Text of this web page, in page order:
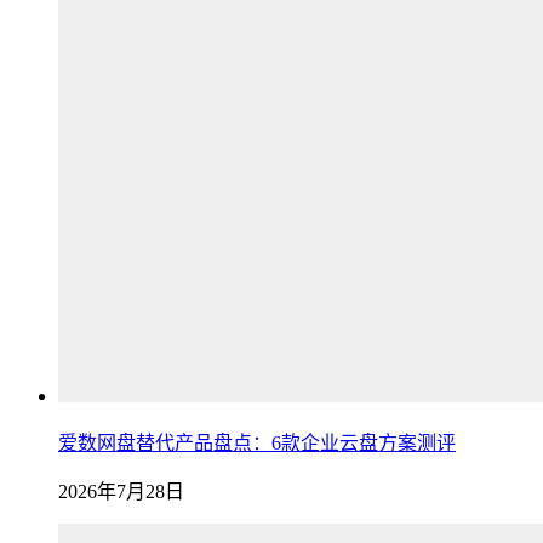
爱数网盘替代产品盘点：6款企业云盘方案测评
2026年7月28日